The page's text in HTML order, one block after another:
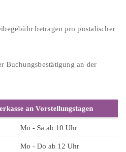
betragen pro postalischer
Buchungsbestätigung an der
an Vorstellungstagen
Mo - Sa ab 10 Uhr
Mo - Do ab 12 Uhr